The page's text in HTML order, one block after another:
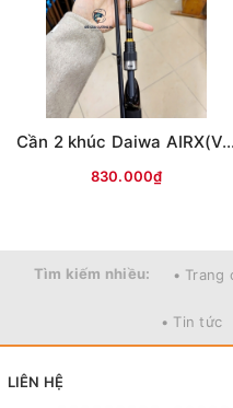
Cần 2 khúc Daiwa AIRX(Vân chéo nâu)
830.000₫
Tìm kiếm nhiều: • Trang
• Tin tức
LIÊN HỆ